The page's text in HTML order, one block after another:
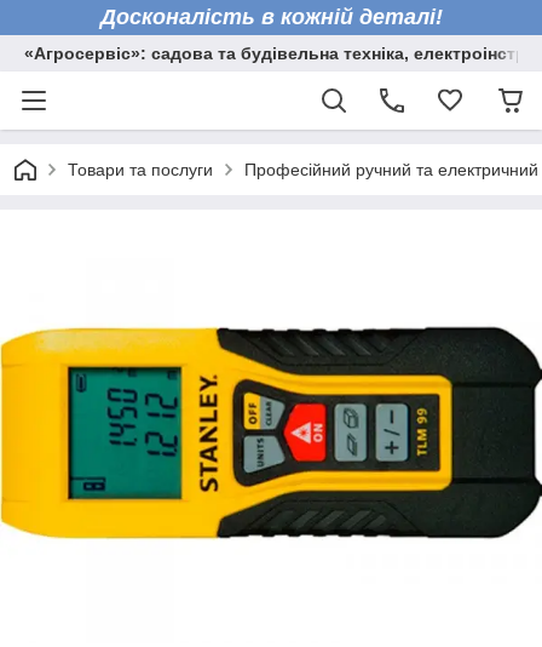
Досконалість в кожній деталі!
«Агросервіс»: садова та будівельна техніка,
Товари та послуги Професійний ручний та електричний